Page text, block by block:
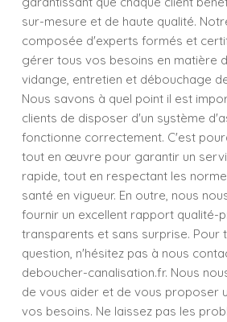
sur-mesure et de haute qualité.
composée d'experts formés et
gérer tous vos besoins en matière
vidange, entretien et débouchage
Nous savons à quel point il est
clients de disposer d'un système
fonctionne correctement. C'est
tout en œuvre pour garantir un
rapide, tout en respectant les
santé en vigueur. En outre, nous
fournir un excellent rapport qualité-
transparents et sans surprise. Pour
question, n'hésitez pas à nous
deboucher-canalisation.fr. Nous
de vous aider et de vous proposer
vos besoins. Ne laissez pas les